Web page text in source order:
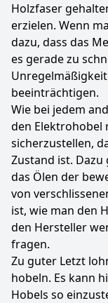
Holzfaser
erzielen. Wenn
dazu, dass das
es gerade zu
beeinträchtigen.
Wie bei jedem
den Elektrohobel
sicherzustellen,
Zustand ist. Dazu
das Ölen der
von
ist, wie man den
den Hersteller
fragen.
Zu guter Letzt
hobeln. Es kann
Hobels so